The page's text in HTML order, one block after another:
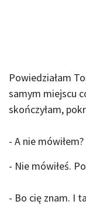
Powiedziałam
samym miejscu
skończyłam,
- A nie mówiłem?
- Nie mówiłeś.
- Bo cię znam. I